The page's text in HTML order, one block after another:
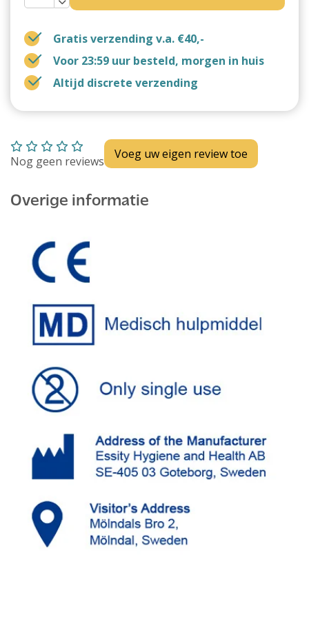
Gratis verzending v.a. €40,-
Voor 23:59 uur besteld, morgen in huis
Altijd discrete verzending
Nog geen reviews Voeg uw eigen review toe
Overige informatie